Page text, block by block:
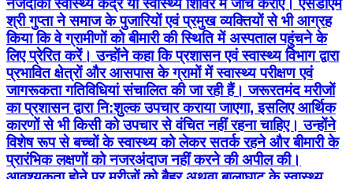
का प्रशासन द्वारा नि:शुल्क उपचार कराया जाएगा, इसलिए आर्थिक
कारणों से भी किसी को उपचार से वंचित नहीं रहना चाहिए। उन्होंने
विशेष रूप से बच्चों के स्वास्थ्य को लेकर सतर्क रहने और बीमारी के
प्रारंभिक लक्षणों को नजरअंदाज नहीं करने की अपील की।
आवश्यकता होने पर मरीजों को बैहर अथवा बालाघाट के स्वास्थ्य
संस्थानों तक पहुंचाकर उपचार उपलब्ध कराया जाएगा। बैठक में
उपस्थित पुजारियों एवं समाज के प्रतिनिधियों ने प्रशासन की अपील
पर सकारात्मक प्रतिक्रिया देते हुए समुदाय के लोगों को स्वास्थ्य
सेवाओं का लाभ लेने के लिए प्रेरित करने तथा प्रशासन एवं स्वास्थ्य
विभाग को सहयोग देने की सहमति दी। इस अवसर पर बैहर